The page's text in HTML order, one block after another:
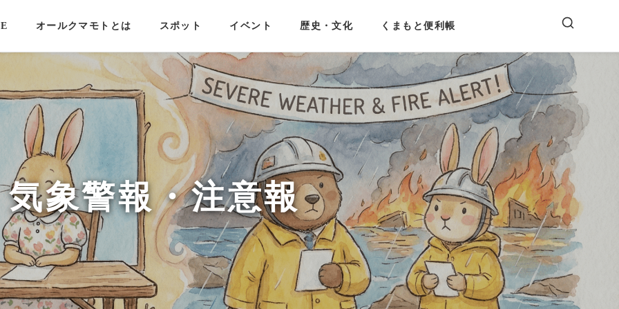
オールクマモトとは スポット イベント 歴史・文化 くまもと便利帳
気象警報・注意報